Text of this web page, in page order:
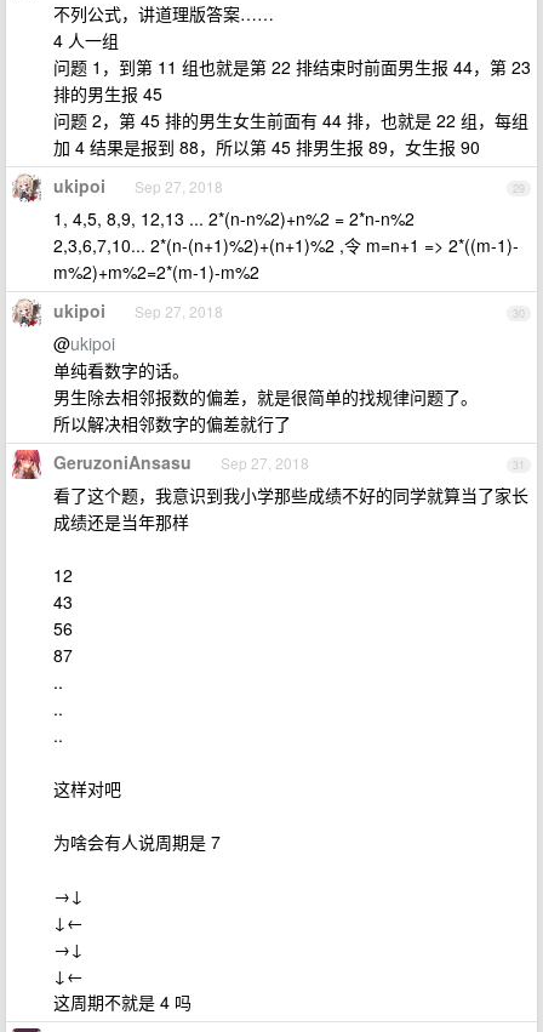
不列公式，讲道理版答案……
4 人一组
问题 1，到第 11 组也就是第 22 排结束时前面男生报 44，第 23
排的男生报 45
问题 2，第 45 排的男生女生前面有 44 排，也就是 22 组，每组
加 4 结果是报到 88，所以第 45 排男生报 89，女生报 90
29
ukipoi Sep 27, 2018
1, 4,5, 8,9, 12,13 ... 2*(n-n%2)+n%2 = 2*n-n%2
2,3,6,7,10... 2*(n-(n+1)%2)+(n+1)%2 ,令 m=n+1 => 2*((m-1)-
m%2)+m%2=2*(m-1)-m%2
30
ukipoi Sep 27, 2018
@ukipoi
单纯看数字的话。
男生除去相邻报数的偏差，就是很简单的找规律问题了。
所以解决相邻数字的偏差就行了
31
GeruzoniAnsasu Sep 27, 2018
看了这个题，我意识到我小学那些成绩不好的同学就算当了家长
成绩还是当年那样
12
43
56
87
..
..
..
这样对吧
为啥会有人说周期是 7
→↓
↓←
→↓
↓←
这周期不就是 4 吗